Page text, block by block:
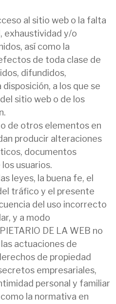
al sitio web o la falta
exhaustividad y/o
así como la
de toda clase de
difundidos,
a los que se
sitio web o de los
de otros elementos en
producir alteraciones
documentos
usuarios.
leyes, la buena fe, el
tráfico y el presente
del uso incorrecto
y a modo
DE LA WEB no
actuaciones de
de propiedad
empresariales,
personal y familiar
la normativa en